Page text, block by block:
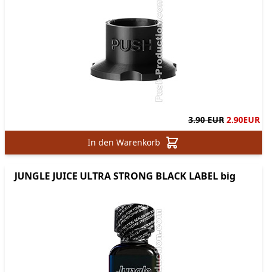
3.90 EUR 2.90EUR
In den Warenkorb
JUNGLE JUICE ULTRA STRONG BLACK LABEL big